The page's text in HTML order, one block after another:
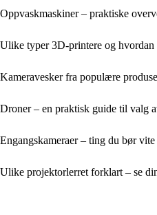
Oppvaskmaskiner – praktiske
Ulike typer 3D-printere og hvordan
Kameravesker fra populære
Droner – en praktisk guide til valg
Engangskameraer – ting du bør
Ulike projektorlerret forklart – se